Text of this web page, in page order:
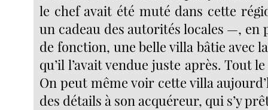
le chef avait été muté dans cette
un cadeau des autorités locales —, en
de fonction, une belle villa bâtie avec
qu’il l’avait vendue juste après. Tout
On peut même voir cette villa
des détails à son acquéreur, qui s’y